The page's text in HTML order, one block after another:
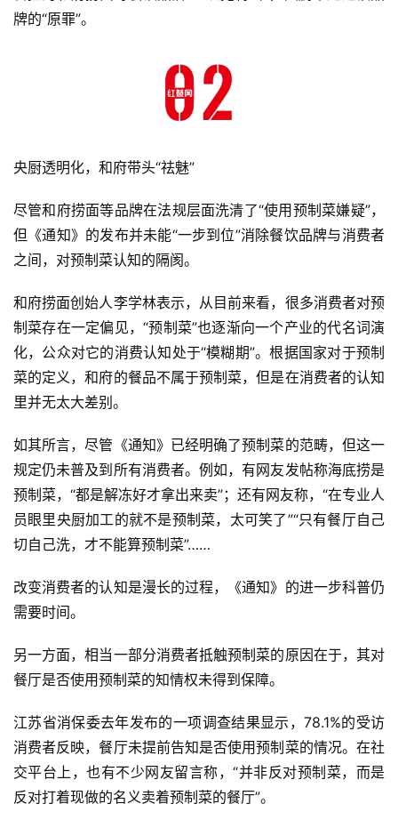
牌的“原罪”。
央厨透明化，和府带头“祛魅”
尽管和府捞面等品牌在法规层面洗清了“使用预制菜嫌疑”，
但《通知》的发布并未能“一步到位”消除餐饮品牌与消费者
之间，对预制菜认知的隔阂。
和府捞面创始人李学林表示，从目前来看，很多消费者对预
制菜存在一定偏见，“预制菜”也逐渐向一个产业的代名词演
化，公众对它的消费认知处于“模糊期”。根据国家对于预制
菜的定义，和府的餐品不属于预制菜，但是在消费者的认知
里并无太大差别。
如其所言，尽管《通知》已经明确了预制菜的范畴，但这一
规定仍未普及到所有消费者。例如，有网友发帖称海底捞是
预制菜，“都是解冻好才拿出来卖”；还有网友称，“在专业人
员眼里央厨加工的就不是预制菜，太可笑了”“只有餐厅自己
切自己洗，才不能算预制菜”……
改变消费者的认知是漫长的过程，《通知》的进一步科普仍
需要时间。
另一方面，相当一部分消费者抵触预制菜的原因在于，其对
餐厅是否使用预制菜的知情权未得到保障。
江苏省消保委去年发布的一项调查结果显示，78.1%的受访
消费者反映，餐厅未提前告知是否使用预制菜的情况。在社
交平台上，也有不少网友留言称，“并非反对预制菜，而是
反对打着现做的名义卖着预制菜的餐厅”。